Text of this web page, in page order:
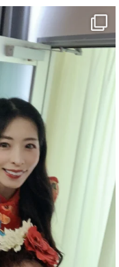
リンセス【公式】
・円月島」
う